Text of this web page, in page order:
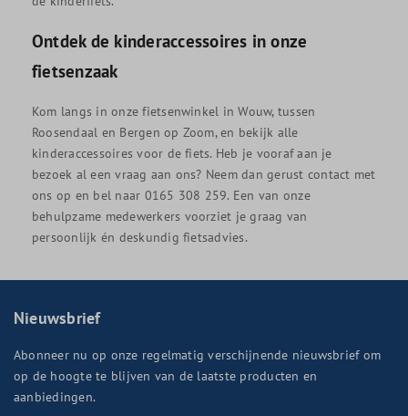
Ontdek de kinderaccessoires in onze
fietsenzaak
Kom langs in onze fietsenwinkel in Wouw, tussen
Roosendaal en Bergen op Zoom, en bekijk alle
kinderaccessoires voor de fiets. Heb je vooraf aan je
bezoek al een vraag aan ons? Neem dan gerust contact met
ons op en bel naar 0165 308 259. Een van onze
behulpzame medewerkers voorziet je graag van
persoonlijk én deskundig fietsadvies.
Nieuwsbrief
Abonneer nu op onze regelmatig verschijnende nieuwsbrief om
op de hoogte te blijven van de laatste producten en
aanbiedingen.